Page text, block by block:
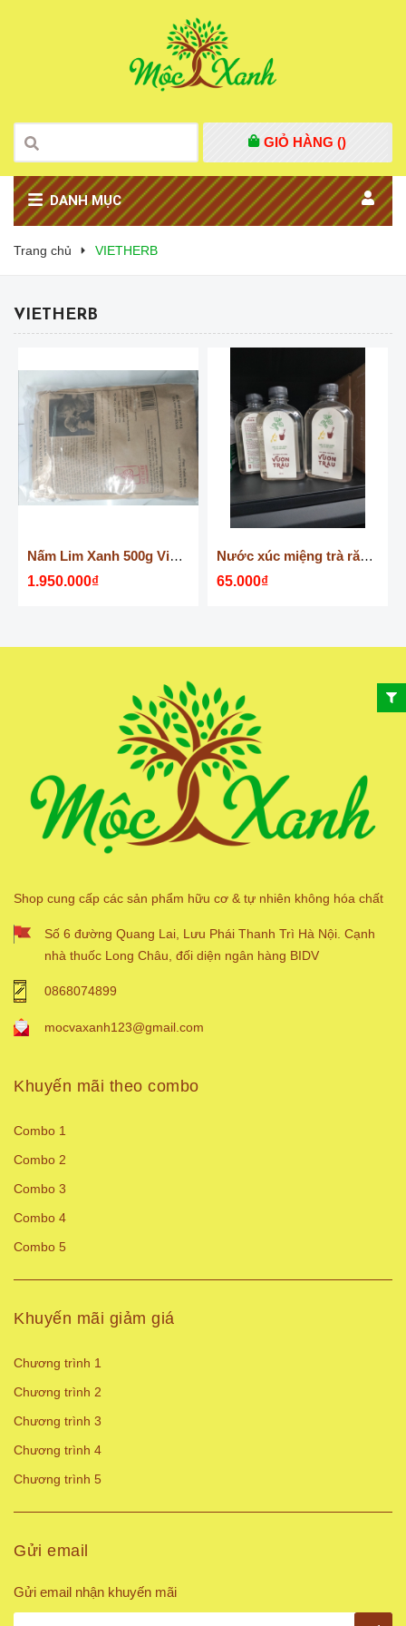
GIỎ HÀNG ()
DANH MỤC
Trang chủ VIETHERB
VIETHERB
Nấm Lim Xanh 500g Vietherb
1.950.000₫
Nước xúc miệng trà răng Vườn Trầu Vietherb 100ml
65.000₫
Shop cung cấp các sản phẩm hữu cơ & tự nhiên không hóa chất
Số 6 đường Quang Lai, Lưu Phái Thanh Trì Hà Nội. Cạnh
nhà thuốc Long Châu, đối diện ngân hàng BIDV
0868074899
mocvaxanh123@gmail.com
Khuyến mãi theo combo
Combo 1
Combo 2
Combo 3
Combo 4
Combo 5
Khuyến mãi giảm giá
Chương trình 1
Chương trình 2
Chương trình 3
Chương trình 4
Chương trình 5
Gửi email
Gửi email nhận khuyến mãi